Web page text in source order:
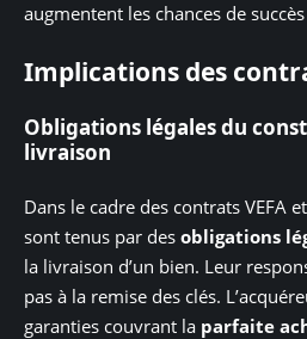
augmentent les chances de
Implications des
Obligations légales du
livraison
Dans le cadre des contrats VEFA
sont tenus par des obligations
la livraison d’un bien. Leur
pas à la remise des clés.
garanties couvrant la parfaite